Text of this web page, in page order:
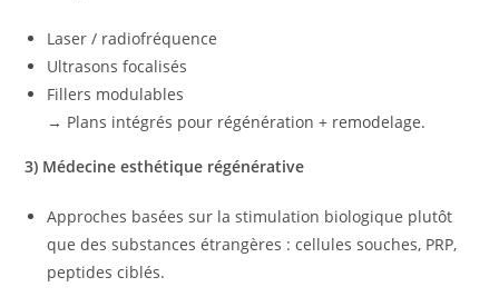
Laser / radiofréquence
Ultrasons focalisés
Fillers modulables
→ Plans intégrés pour régénération + remodelage.
3) Médecine esthétique régénérative
Approches basées sur la stimulation biologique plutôt
que des substances étrangères : cellules souches, PRP,
peptides ciblés.